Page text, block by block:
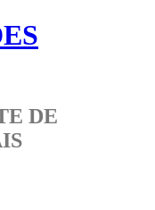
DE